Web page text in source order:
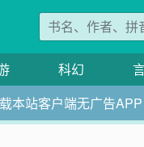
科幻
本站客户端无广告APP